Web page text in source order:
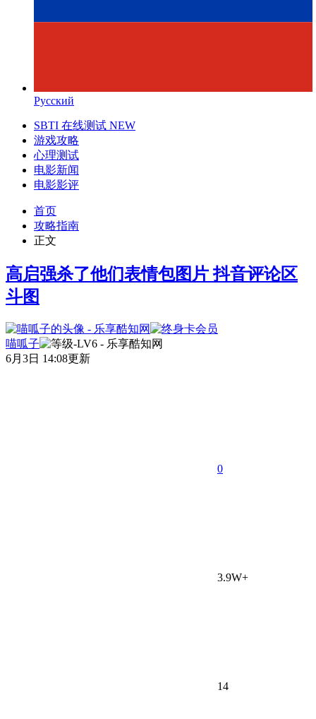
Русский
SBTI 在线测试 NEW
游戏攻略
心理测试
电影新闻
电影影评
首页
攻略指南
正文
高启强杀了他们表情包图片 抖音评论区
斗图
喵呱子
6月3日 14:08更新
0
3.9W+
14